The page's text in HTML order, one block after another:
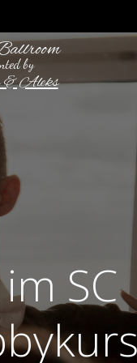
by
& Aleks
SC